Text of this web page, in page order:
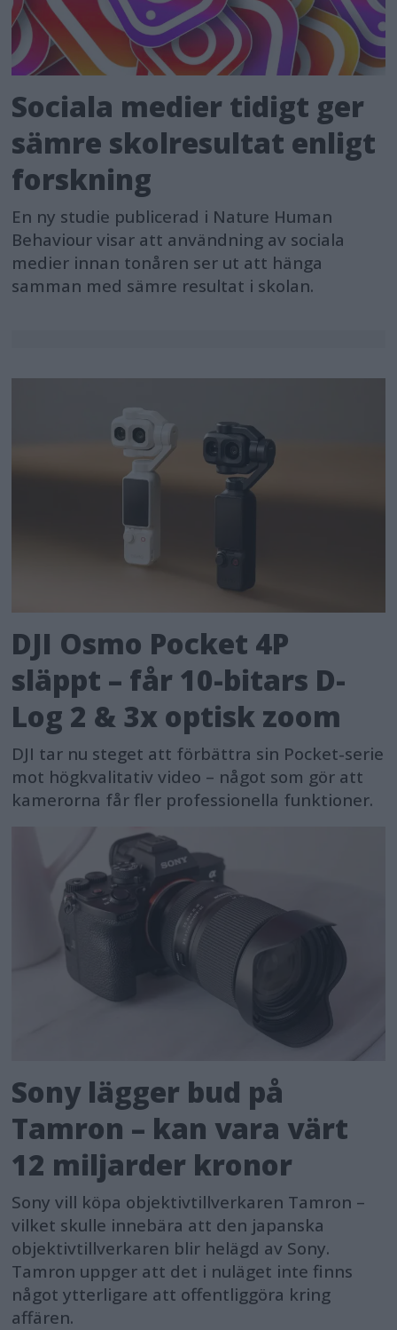
Sociala medier tidigt ger
sämre skolresultat enligt
forskning
En ny studie publicerad i Nature Human
Behaviour visar att användning av sociala
medier innan tonåren ser ut att hänga
samman med sämre resultat i skolan.
DJI Osmo Pocket 4P
släppt – får 10-bitars D-
Log 2 & 3x optisk zoom
DJI tar nu steget att förbättra sin Pocket-serie
mot högkvalitativ video – något som gör att
kamerorna får fler professionella funktioner.
Sony lägger bud på
Tamron – kan vara värt
12 miljarder kronor
Sony vill köpa objektivtillverkaren Tamron –
vilket skulle innebära att den japanska
objektivtillverkaren blir helägd av Sony.
Tamron uppger att det i nuläget inte finns
något ytterligare att offentliggöra kring
affären.